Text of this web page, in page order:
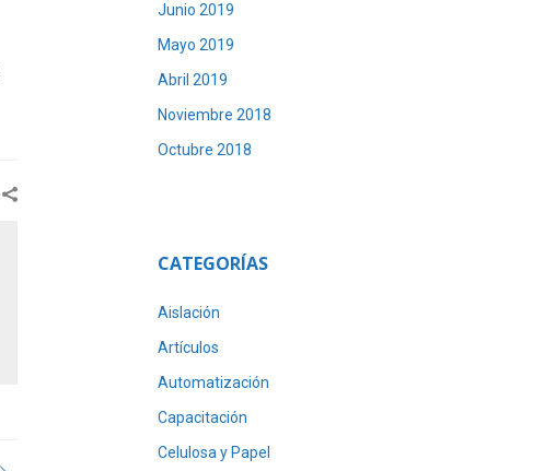
Junio 2019
Mayo 2019
Abril 2019
Noviembre 2018
Octubre 2018
CATEGORÍAS
Aislación
Artículos
Automatización
Capacitación
Celulosa y Papel